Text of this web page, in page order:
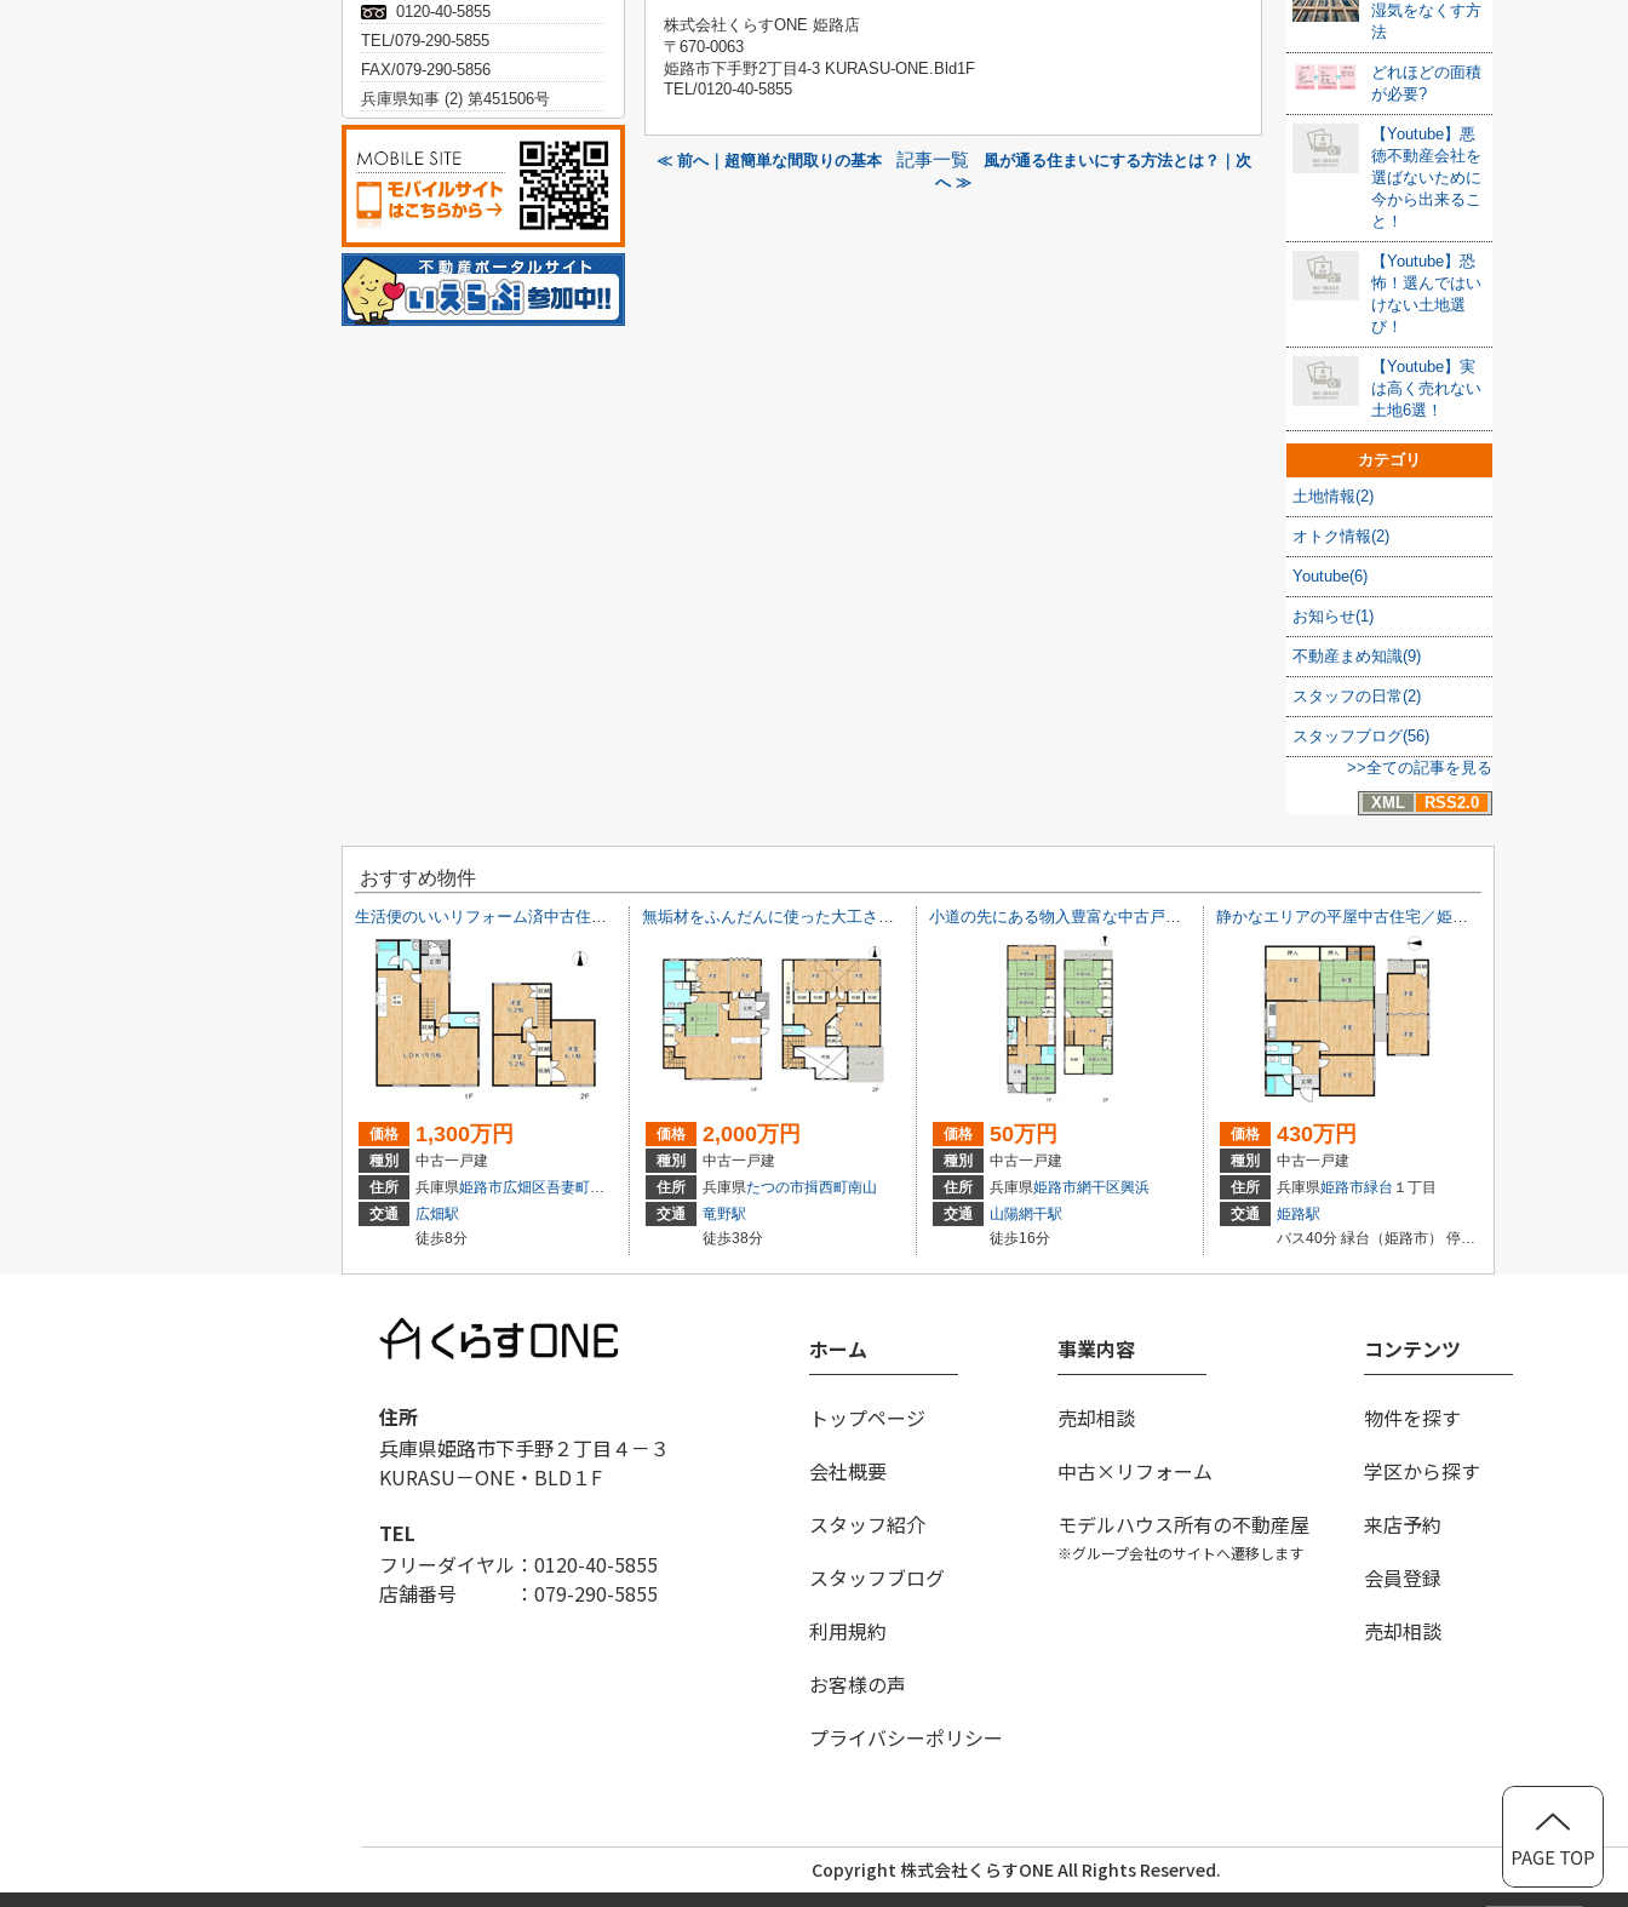
株式会社くらすONE 姫路店
〒670-0063
姫路市下手野2丁目4-3 KURASU-ONE.Bld1F
TEL/0120-40-5855
≪ 前へ｜超簡単な間取りの基本 記事一覧
風が通る住まいにする方法とは？｜次
へ ≫
湿気をなくす方
法
どれほどの面積
が必要?
【Youtube】悪
徳不動産会社を
選ばないために
今から出来るこ
と！
【Youtube】恐
怖！選んではい
けない土地選
び！
【Youtube】実
は高く売れない
土地6選！
カテゴリ
土地情報(2)
オトク情報(2)
Youtube(6)
お知らせ(1)
不動産まめ知識(9)
スタッフの日常(2)
スタッフブログ(56)
>>全ての記事を見る
XML
RSS2.0
0120-40-5855
TEL/079-290-5855
FAX/079-290-5856
兵庫県知事 (2) 第451506号
おすすめ物件
生活便のいいリフォーム済中古住宅／姫路市広畑区吾妻町2丁目
価格 1,300万円
種別
中古一戸建
住所
兵庫県姫路市広畑区吾妻町２丁目
交通
広畑駅
徒歩8分
無垢材をふんだんに使った大工さん手造りの本格木造住宅／たつの市揖西町南山
価格 2,000万円
種別
中古一戸建
住所
兵庫県たつの市揖西町南山
交通
竜野駅
徒歩38分
小道の先にある物入豊富な中古戸建／姫路市網干区興浜
価格 50万円
種別
中古一戸建
住所
兵庫県姫路市網干区興浜
交通
山陽網干駅
徒歩16分
静かなエリアの平屋中古住宅／姫路市緑台1丁目
価格 430万円
種別
中古一戸建
住所
兵庫県姫路市緑台 １丁目
交通
姫路駅
バス40分 緑台（姫路市） 停歩3分
住所
兵庫県姫路市下手野２丁目４－３
KURASU－ONE・BLD１F
TEL
フリーダイヤル：0120-40-5855
店舗番号 ：079-290-5855
ホーム
トップページ
会社概要
スタッフ紹介
スタッフブログ
利用規約
お客様の声
プライバシーポリシー
事業内容
売却相談
中古×リフォーム
モデルハウス所有の不動産屋
※グループ会社のサイトへ遷移します
コンテンツ
物件を探す
学区から探す
来店予約
会員登録
売却相談
Copyright 株式会社くらすONE All Rights Reserved.